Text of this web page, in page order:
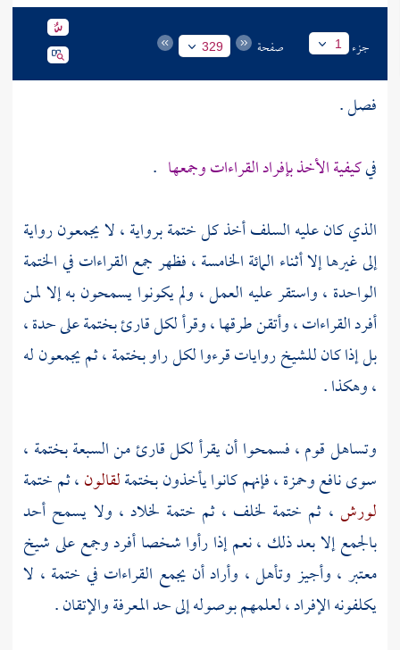
جزء 1 صفحة 329
فصل .
فيكيفية الأخذ بإفراد القراءات وجمعها .
الذي كان عليه السلف أخذ كل ختمة برواية ، لا يجمعون رواية
إلى غيرها إلا أثناء المائة الخامسة ، فظهر جمع القراءات في الختمة
الواحدة ، واستقر عليه العمل ، ولم يكونوا يسمحون به إلا لمن
أفرد القراءات ، وأتقن طرقها ، وقرأ لكل قارئ بختمة على حدة ،
بل إذا كان للشيخ روايات قرءوا لكل راو بختمة ، ثم يجمعون له
، وهكذا .
وتساهل قوم ، فسمحوا أن يقرأ لكل قارئ من السبعة بختمة ،
سوىنافعوحمزة، فإنهم كانوا يأخذون بختمةلقالون، ثم ختمة
لورش ، ثم ختمة لخلف ، ثم ختمة لخلاد ، ولا يسمح أحد
بالجمع إلا بعد ذلك ، نعم إذا رأوا شخصا أفرد وجمع على شيخ
معتبر ، وأجيز وتأهل ، وأراد أن يجمع القراءات في ختمة ، لا
يكلفونه الإفراد ، لعلمهم بوصوله إلى حد المعرفة والإتقان .